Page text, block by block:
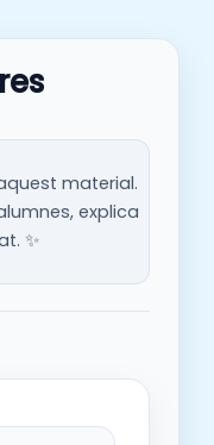
material.
explica
✨